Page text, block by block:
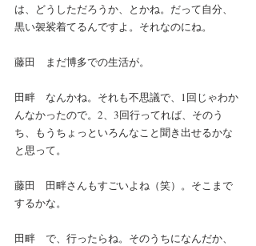
は、どうしただろうか、とかね。だって自分、
黒い袈裟着てるんですよ。それなのにね。
藤田　まだ博多での生活が。
田畔　なんかね。それも不思議で、1回じゃわか
んなかったので。2、3回行ってれば、そのう
ち、もうちょっといろんなこと聞き出せるかな
と思って。
藤田　田畔さんもすごいよね（笑）。そこまで
するかな。
田畔　で、行ったらね。そのうちになんだか、